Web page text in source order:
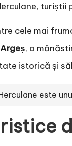
cele mai
, o
istorică și
este